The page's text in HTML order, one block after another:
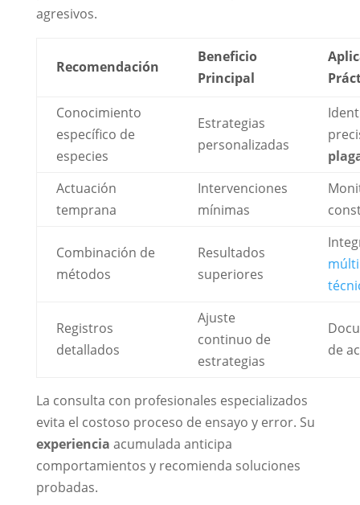
agresivos.
Recomendación
Beneficio
Principal
Conocimiento
específico de
especies
Estrategias
personalizadas
Actuación
temprana
Intervenciones
mínimas
Combinación de
métodos
Resultados
superiores
Registros
detallados
Ajuste
continuo de
estrategias
de
La consulta con profesionales especializados
evita el costoso proceso de ensayo y error. Su
experiencia acumulada anticipa
comportamientos y recomienda soluciones
probadas.